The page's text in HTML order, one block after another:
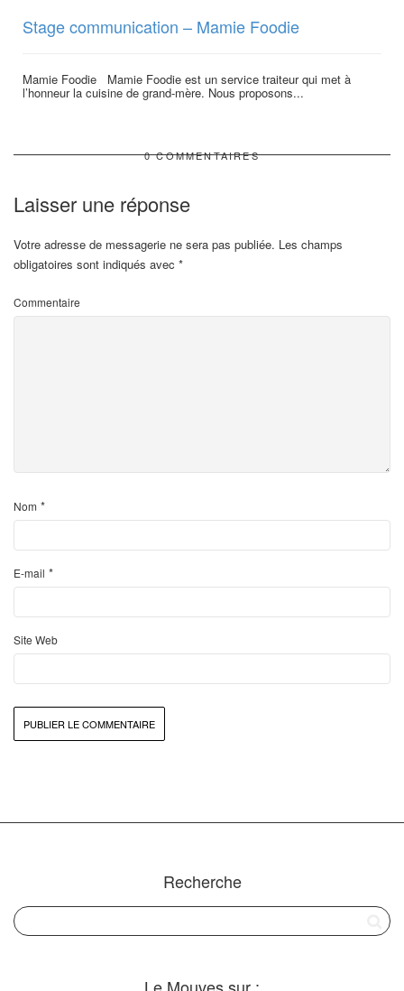
Stage communication – Mamie Foodie
Mamie Foodie Mamie Foodie est un service traiteur qui met à
l’honneur la cuisine de grand-mère. Nous proposons...
0 COMMENTAIRES
Laisser une réponse
Votre adresse de messagerie ne sera pas publiée. Les champs
obligatoires sont indiqués avec *
Commentaire
Nom *
E-mail *
Site Web
Recherche